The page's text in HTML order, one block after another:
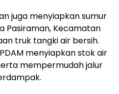
juga menyiapkan sumur
Pasiraman, Kecamatan
truk tangki air bersih.
menyiapkan stok air
mempermudah jalur